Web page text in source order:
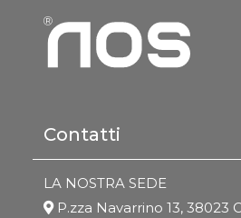
Contatti
LA NOSTRA SEDE
P.zza Navarrino 13, 38023